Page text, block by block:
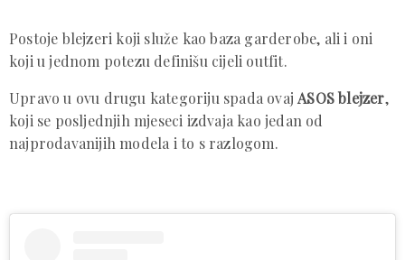
Postoje blejzeri koji služe kao baza garderobe, ali i oni
koji u jednom potezu definišu cijeli outfit.
Upravo u ovu drugu kategoriju spada ovajASOS blejzer,
koji se posljednjih mjeseci izdvaja kao jedan od
najprodavanijih modela i to s razlogom.